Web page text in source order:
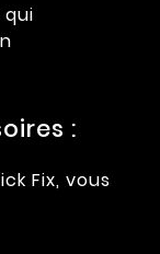
:
Fix, vous